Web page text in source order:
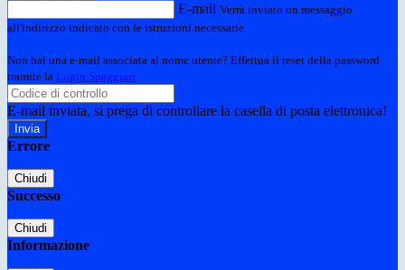
E-mail Verrà inviato un messaggio
all'indirizzo indicato con le istruzioni necessarie.
Non hai una e-mail associata al nome utente? Effettua il reset della password
tramite la Login Spaggiari
E-mail inviata, si prega di controllare la casella di posta elettronica!
Errore
Chiudi
Successo
Chiudi
Informazione